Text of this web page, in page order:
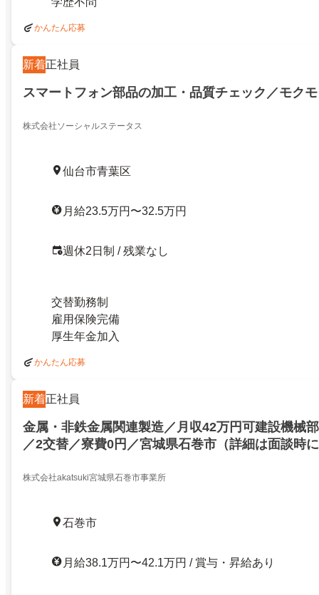
かんたん応募
新着正社員
スマートフォン部品の加工・品質チェック／モク
株式会社ソーシャルステータス
仙台市青葉区
月給23.5万円〜32.5万円
週休2日制 / 残業なし
交替勤務制
雇用保険完備
厚生年金加入
かんたん応募
新着正社員
金属・非鉄金属関連製造／月収42万円可建設機械
／2交替／寮費0円／宮城県石巻市（詳細は面談時
株式会社akatsuki宮城県石巻市事業所
石巻市
月給38.1万円〜42.1万円 / 賞与・昇給あり